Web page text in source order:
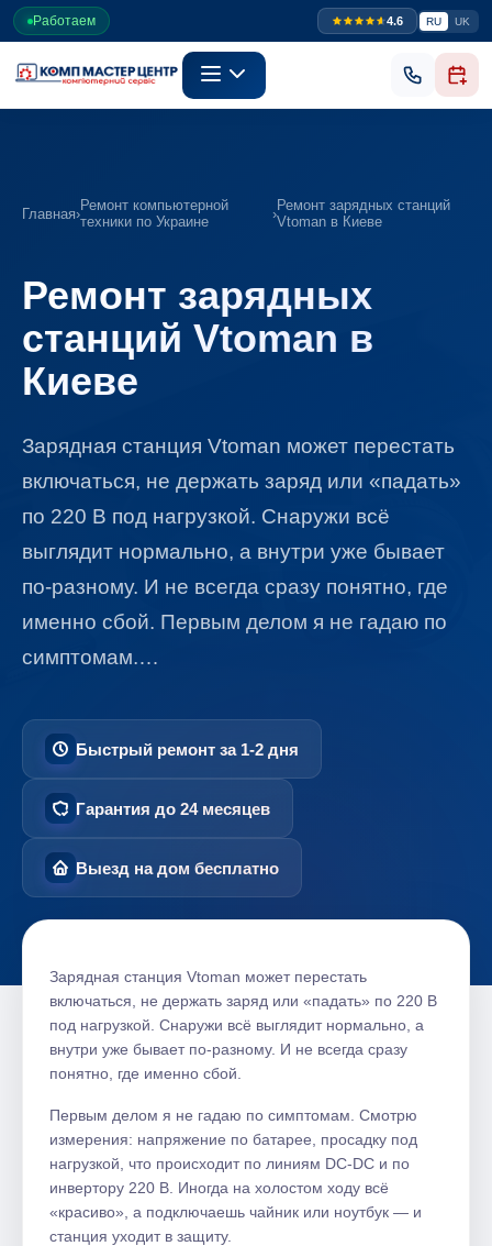
Работаем 4.6 RU UK
Главная›Ремонт компьютерной
техники по Украине
›Ремонт зарядных станций
Vtoman в Киеве
Ремонт зарядных
станций Vtoman в
Киеве
Зарядная станция Vtoman может перестать
включаться, не держать заряд или «падать»
по 220 В под нагрузкой. Снаружи всё
выглядит нормально, а внутри уже бывает
по-разному. И не всегда сразу понятно, где
именно сбой. Первым делом я не гадаю по
симптомам.…
Быстрый ремонт за 1-2 дня
Гарантия до 24 месяцев
Выезд на дом бесплатно
Зарядная станция Vtoman может перестать
включаться, не держать заряд или «падать» по 220 В
под нагрузкой. Снаружи всё выглядит нормально, а
внутри уже бывает по-разному. И не всегда сразу
понятно, где именно сбой.
Первым делом я не гадаю по симптомам. Смотрю
измерения: напряжение по батарее, просадку под
нагрузкой, что происходит по линиям DC-DC и по
инвертору 220 В. Иногда на холостом ходу всё
«красиво», а подключаешь чайник или ноутбук — и
станция уходит в защиту.